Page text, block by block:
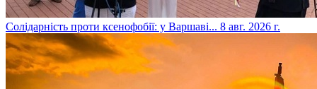
​Солідарність проти ксенофобії: у Варшаві... 8 авг. 2026 г.